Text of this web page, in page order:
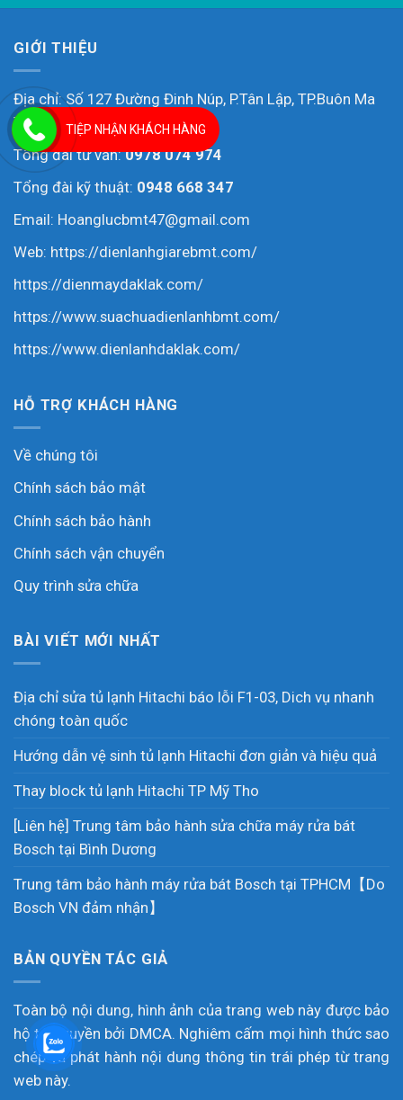
GIỚI THIỆU
Địa chỉ: Số 127 Đường Đinh Núp, P.Tân Lập, TP.Buôn Ma
Thuột, T.Đắk Lắk
Tổng đài tư vấn:0978 074 974
Tổng đài kỹ thuật: 0948 668 347
Email: Hoanglucbmt47@gmail.com
Web: https://dienlanhgiarebmt.com/
https://dienmaydaklak.com/
https://www.suachuadienlanhbmt.com/
https://www.dienlanhdaklak.com/
HỖ TRỢ KHÁCH HÀNG
Về chúng tôi
Chính sách bảo mật
Chính sách bảo hành
Chính sách vận chuyển
Quy trình sửa chữa
BÀI VIẾT MỚI NHẤT
Địa chỉ sửa tủ lạnh Hitachi báo lỗi F1-03, Dich vụ nhanh
chóng toàn quốc
Hướng dẫn vệ sinh tủ lạnh Hitachi đơn giản và hiệu quả
Thay block tủ lạnh Hitachi TP Mỹ Tho
[Liên hệ] Trung tâm bảo hành sửa chữa máy rửa bát
Bosch tại Bình Dương
Trung tâm bảo hành máy rửa bát Bosch tại TPHCM【Do
Bosch VN đảm nhận】
BẢN QUYỀN TÁC GIẢ
Toàn bộ nội dung, hình ảnh của trang web này được bảo
hộ tác quyền bởi DMCA. Nghiêm cấm mọi hình thức sao
chép và phát hành nội dung thông tin trái phép từ trang
web này.
TIỆP NHẬN KHÁCH HÀNG